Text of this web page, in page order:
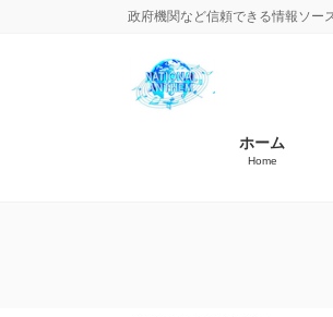
政府機関など信頼できる情報ソー
ホーム
Home